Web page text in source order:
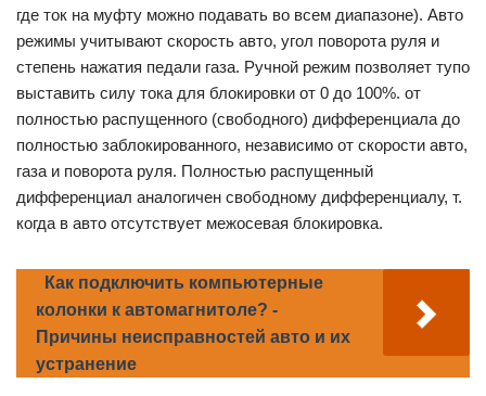
где ток на муфту можно подавать во всем диапазоне). Авто
режимы учитывают скорость авто, угол поворота руля и
степень нажатия педали газа. Ручной режим позволяет тупо
выставить силу тока для блокировки от 0 до 100%. от
полностью распущенного (свободного) дифференциала до
полностью заблокированного, независимо от скорости авто,
газа и поворота руля. Полностью распущенный
дифференциал аналогичен свободному дифференциалу, т.
когда в авто отсутствует межосевая блокировка.
Как подключить компьютерные
колонки к автомагнитоле? -
Причины неисправностей авто и их
устранение